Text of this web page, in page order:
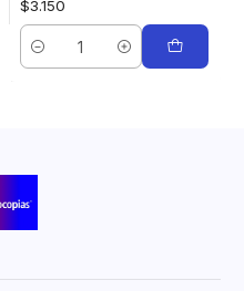
$3.150
Cantidad